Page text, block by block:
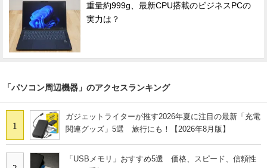
重量約999g、最新CPU搭載のビジネスPCの
実力は？
「パソコン周辺機器」のアクセスランキング
1
ガジェットライターが推す2026年夏に注目の最新「充電
関連グッズ」5選 旅行にも！【2026年8月版】
「USBメモリ」おすすめ5選 価格、スピード、信頼性